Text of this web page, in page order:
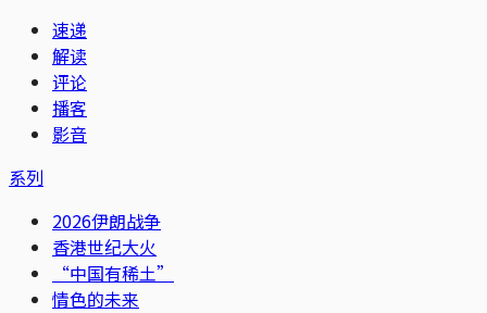
速递
解读
评论
播客
影音
系列
2026伊朗战争
香港世纪大火
“中国有稀土”
情色的未来